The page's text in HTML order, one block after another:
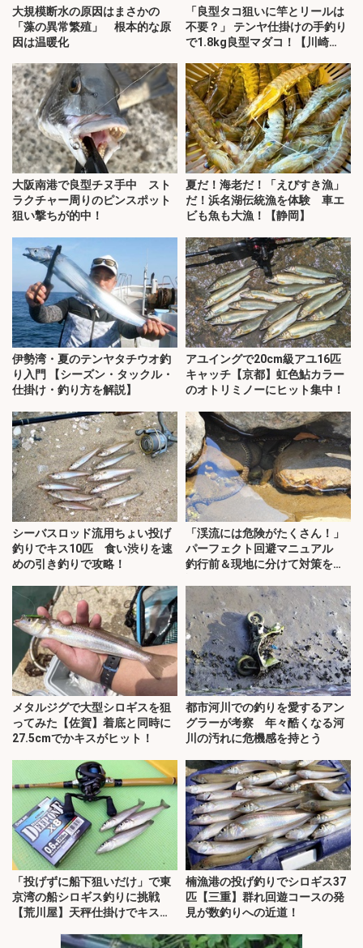
大規模断水の原因はまさかの
「藻の異常繁殖」 根本的な原
因は温暖化
「良型タコ狙いに竿とリールは
不要？」 テンヤ仕掛けの手釣り
で1.8kg良型マダコ！【川崎
大阪南港で良型チヌ手中 スト
ラクチャー周りのピンスポット
狙い撃ちが的中！
夏だ！海老だ！「えびすき漁」
だ！浜名湖伝統漁を体験 車エ
ビも魚も大漁！【静岡】
伊勢湾・夏のテンヤタチウオ釣
り入門 【シーズン・タックル・
仕掛け・釣り方を解説】
アユイングで20cm級アユ16匹
キャッチ【京都】虹色鮎カラー
のオトリミノーにヒット集中！
シーバスロッド流用ちょい投げ
釣りでキス10匹 食い渋りを速
めの引き釣りで攻略！
「渓流には危険がたくさん！」
パーフェクト回避マニュアル
釣行前＆現地に分けて対策を解
メタルジグで大型シロギスを狙
ってみた【佐賀】着底と同時に
27.5cmでかキスがヒット！
都市河川での釣りを愛するアン
グラーが考察 年々酷くなる河
川の汚れに危機感を持とう
「投げずに船下狙いだけ」で東
京湾の船シロギス釣りに挑戦
【荒川屋】天秤仕掛けでキス約
楠漁港の投げ釣りでシロギス37
匹【三重】群れ回遊コースの発
見が数釣りへの近道！